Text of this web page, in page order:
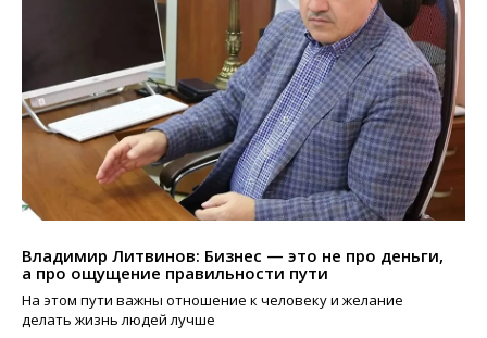
Владимир Литвинов: Бизнес — это не про деньги,
а про ощущение правильности пути
На этом пути важны отношение к человеку и желание
делать жизнь людей лучше